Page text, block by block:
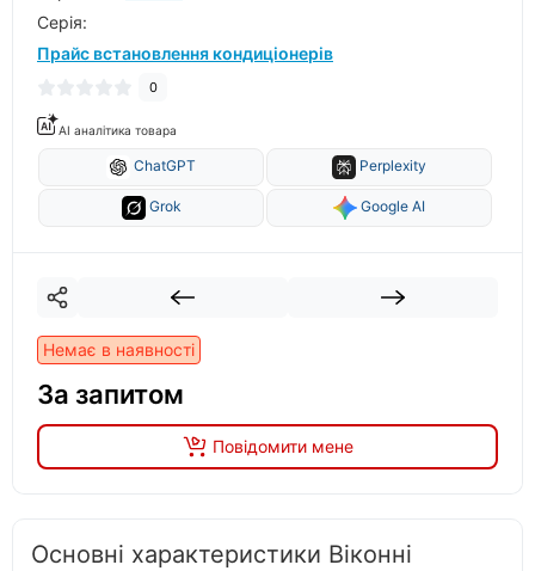
Серiя:
Прайс встановлення кондиціонерів
0
AI аналітика товара
ChatGPT Perplexity
Grok Google AI
Немає в наявності
За запитом
Повідомити мене
Основні характеристики Віконні